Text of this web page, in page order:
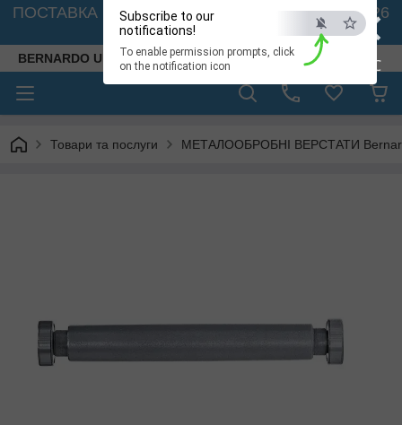
×
ESC
Subscribe to our
notifications!
To enable permission prompts, click
on the notification icon
ПОСТАВКА ВЕРСТАТІВ З АВСТРІЇ - 🚛 26.08. 2026
🚛
BERNARDO UKRAINE
Товари та послуги МЕТАЛООБРОБНІ ВЕРСТАТИ